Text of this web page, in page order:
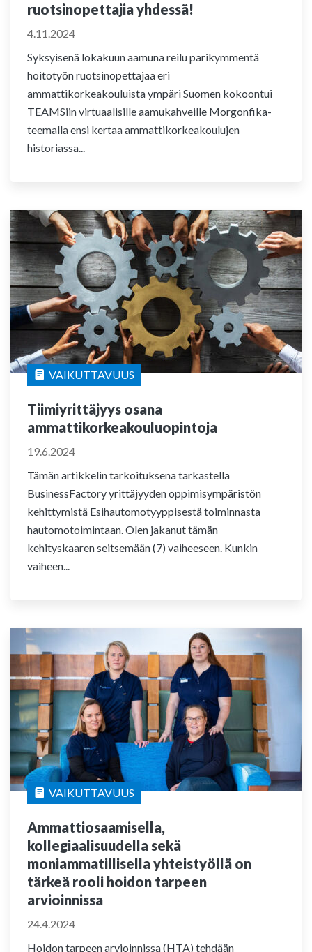
ruotsinopettajia yhdessä!
4.11.2024
Syksyisenä lokakuun aamuna reilu parikymmentä
hoitotyön ruotsinopettajaa eri
ammattikorkeakouluista ympäri Suomen kokoontui
TEAMSiin virtuaalisille aamukahveille Morgonfika-
teemalla ensi kertaa ammattikorkeakoulujen
historiassa...
VAIKUTTAVUUS
Tiimiyrittäjyys osana
ammattikorkeakouluopintoja
19.6.2024
Tämän artikkelin tarkoituksena tarkastella
BusinessFactory yrittäjyyden oppimisympäristön
kehittymistä Esihautomotyyppisestä toiminnasta
hautomotoimintaan. Olen jakanut tämän
kehityskaaren seitsemään (7) vaiheeseen. Kunkin
vaiheen...
VAIKUTTAVUUS
Ammattiosaamisella,
kollegiaalisuudella sekä
moniammatillisella yhteistyöllä on
tärkeä rooli hoidon tarpeen
arvioinnissa
24.4.2024
Hoidon tarpeen arvioinnissa (HTA) tehdään